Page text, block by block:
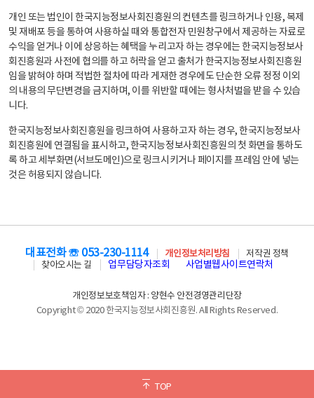
개인 또는 법인이 한국지능정보사회진흥원의 컨텐츠를 링크하거나 인용, 복제
및 재배포 등을 통하여 사용하실 때와 통합전자 민원창구에서 제공하는 자료로
수익을 얻거나 이에 상응하는 혜택을 누리고자 하는 경우에는 한국지능정보사
회진흥원과 사전에 협의를 하고 허락을 얻고 출처가 한국지능정보사회진흥원
임을 밝혀야 하며 적법한 절차에 따라 게재한 경우에도 단순한 오류 정정 이외
의 내용의 무단변경을 금지하며, 이를 위반할 때에는 형사처벌을 받을 수 있습
니다.
한국지능정보사회진흥원을 링크하여 사용하고자 하는 경우, 한국지능정보사
회진흥원에 연결됨을 표시하고, 한국지능정보사회진흥원의 첫 화면을 통하도
록 하고 세부화면(서브도메인)으로 링크시키거나 페이지를 프레임 안에 넣는
것은 허용되지 않습니다.
TOP
대표전화 ☏ 053-230-1114 개인정보처리방침
저작권 정책
찾아오시는 길
업무담당자조회 사업별웹사이트연락처
개인정보보호책임자 : 양현수 안전경영관리단장
Copyright © 2020 한국지능정보사회진흥원. All Rights Reserved.